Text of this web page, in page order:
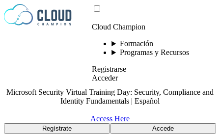
Saltar al contenido
Cloud Champion
Formación
Programas y Recursos
Registrarse
Acceder
Microsoft Security Virtual Training Day: Security, Compliance and
Identity Fundamentals | Español
Access Here
Regístrate Accede